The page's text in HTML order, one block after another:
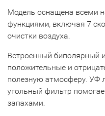
Модель оснащена всеми
функциями, включая 7
очистки воздуха.
Встроенный биполярный
положительные и
полезную атмосферу. УФ
угольный фильтр
запахами.